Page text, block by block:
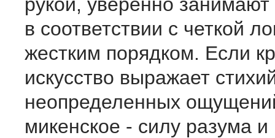
в соответствии с четкой
жестким порядком. Если
искусство выражает
неопределенных
микенское - силу разума и